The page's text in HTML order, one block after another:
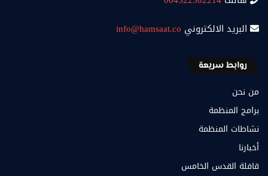
البريد الالكتروني info@hamsaat.co
روابط سريعة
من نحن
برامج المنظمة
نشاطات المنظمة
أخبارنا
قافلة القدس الخامس